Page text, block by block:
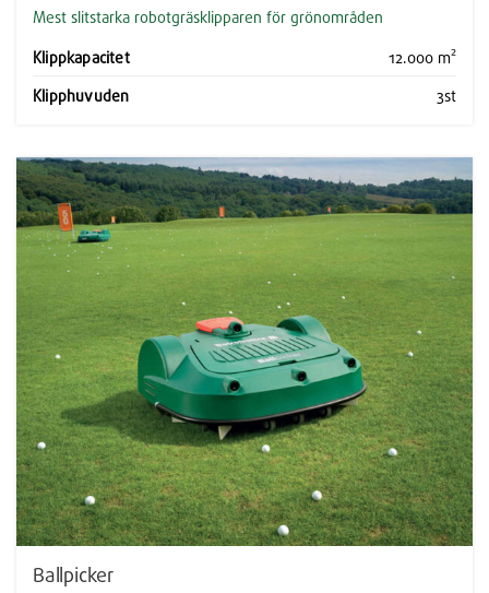
Mest slitstarka robotgräsklipparen för grönområden
Klippkapacitet 12.000 m²
Klipphuvuden 3st
Ballpicker